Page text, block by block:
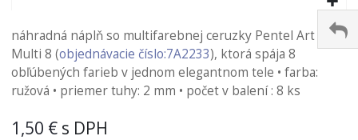
na
začiatok
galérie
obrázkov
náhradná náplň so multifarebnej ceruzky Pentel Art
Multi 8 (objednávacie číslo:7A2233), ktorá spája 8
obľúbených farieb v jednom elegantnom tele • farba:
ružová • priemer tuhy: 2 mm • počet v balení : 8 ks
1,50 €